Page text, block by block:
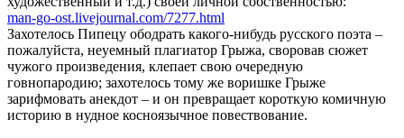
man-go-ost.livejournal.com/7277.html
Захотелось Пипецу ободрать какого-нибудь русского поэта –
пожалуйста, неуемный плагиатор Грыжа, своровав сюжет
чужого произведения, клепает свою очередную
говнопародию; захотелось тому же воришке Грыже
зарифмовать анекдот – и он превращает короткую комичную
историю в нудное косноязычное повествование.